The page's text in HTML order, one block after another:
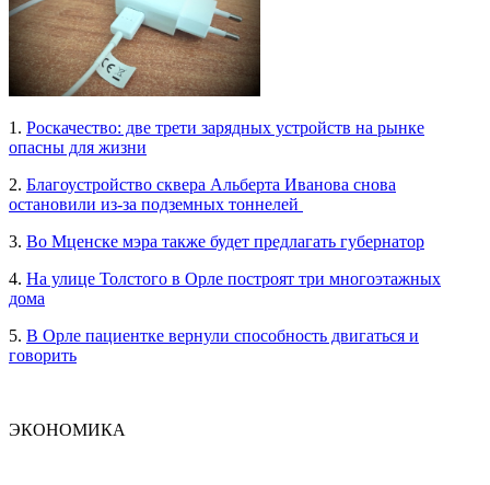
1. Роскачество: две трети зарядных устройств на рынке
опасны для жизни
2. Благоустройство сквера Альберта Иванова снова
остановили из-за подземных тоннелей
3. Во Мценске мэра также будет предлагать губернатор
4. На улице Толстого в Орле построят три многоэтажных
дома
5. В Орле пациентке вернули способность двигаться и
говорить
ЭКОНОМИКА